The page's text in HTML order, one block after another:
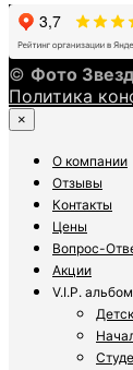
© Фото
Политика
×
О компании
Отзывы
Контакты
Цены
Вопрос-
Акции
V.I.P.